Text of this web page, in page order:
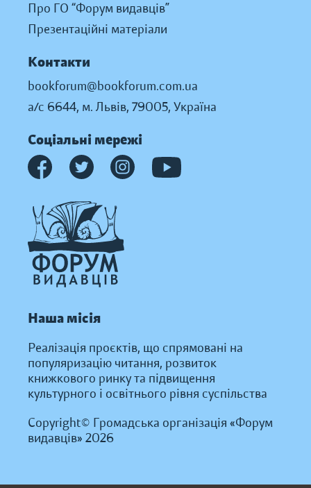
Про ГО “Форум видавців”
Презентаційні матеріали
Контакти
bookforum@bookforum.com.ua
а/с 6644, м. Львів, 79005, Україна
Соціальні мережі
Наша місія
Реалізація проєктів, що спрямовані на
популяризацію читання, розвиток
книжкового ринку та підвищення
культурного і освітнього рівня суспільства
Copyright© Громадська організація «Форум
видавців» 2026